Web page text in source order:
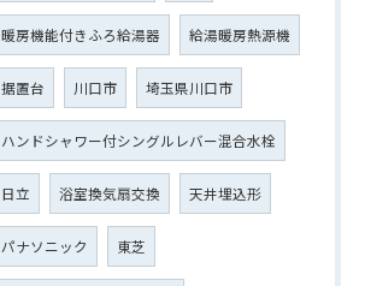
暖房機能付きふろ給湯器 給湯暖房熱源機
据置台 川口市 埼玉県川口市
ハンドシャワー付シングルレバー混合水栓
日立 浴室換気扇交換 天井埋込形
パナソニック 東芝